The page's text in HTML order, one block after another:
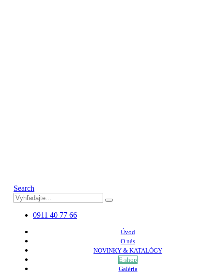
Search
0911 40 77 66
Úvod
O nás
NOVINKY & KATALÓGY
E-shop
Galéria